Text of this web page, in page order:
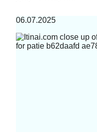
06.07.2025